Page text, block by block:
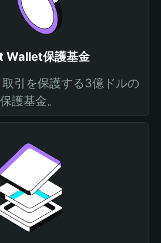
Wallet保護基金
引を保護する3億ドルの
保護基金。